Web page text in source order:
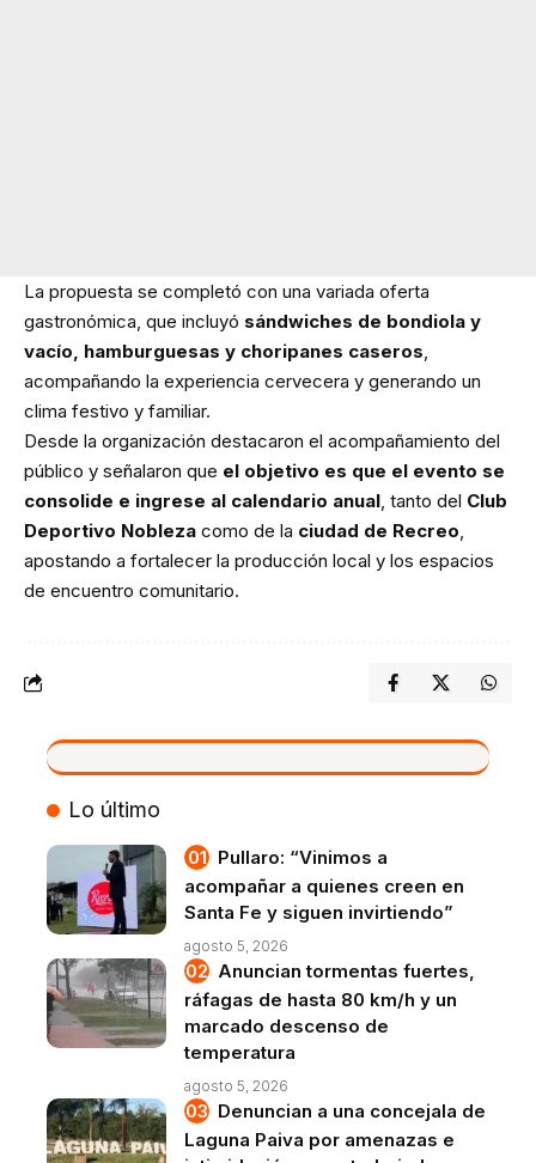
La propuesta se completó con una variada oferta
gastronómica, que incluyó sándwiches de bondiola y
vacío, hamburguesas y choripanes caseros,
acompañando la experiencia cervecera y generando un
clima festivo y familiar.
Desde la organización destacaron el acompañamiento del
público y señalaron que el objetivo es que el evento se
consolide e ingrese al calendario anual, tanto del Club
Deportivo Nobleza como de la ciudad de Recreo,
apostando a fortalecer la producción local y los espacios
de encuentro comunitario.
VIVO
Lo último
Pullaro: “Vinimos a
acompañar a quienes creen en
Santa Fe y siguen invirtiendo”
agosto 5, 2026
Anuncian tormentas fuertes,
ráfagas de hasta 80 km/h y un
marcado descenso de
temperatura
agosto 5, 2026
Denuncian a una concejala de
Laguna Paiva por amenazas e